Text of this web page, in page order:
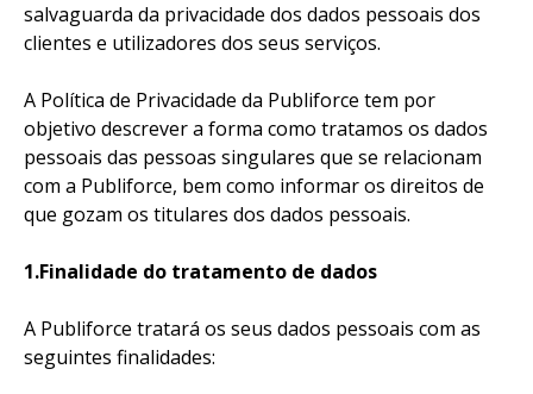
salvaguarda da privacidade dos dados pessoais dos
clientes e utilizadores dos seus serviços.
A Política de Privacidade da Publiforce tem por
objetivo descrever a forma como tratamos os dados
pessoais das pessoas singulares que se relacionam
com a Publiforce, bem como informar os direitos de
que gozam os titulares dos dados pessoais.
1.Finalidade do tratamento de dados
A Publiforce tratará os seus dados pessoais com as
seguintes finalidades: